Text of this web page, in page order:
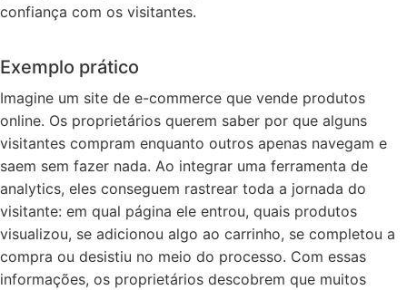
confiança com os visitantes.
Exemplo prático
Imagine um site de e-commerce que vende produtos
online. Os proprietários querem saber por que alguns
visitantes compram enquanto outros apenas navegam e
saem sem fazer nada. Ao integrar uma ferramenta de
analytics, eles conseguem rastrear toda a jornada do
visitante: em qual página ele entrou, quais produtos
visualizou, se adicionou algo ao carrinho, se completou a
compra ou desistiu no meio do processo. Com essas
informações, os proprietários descobrem que muitos